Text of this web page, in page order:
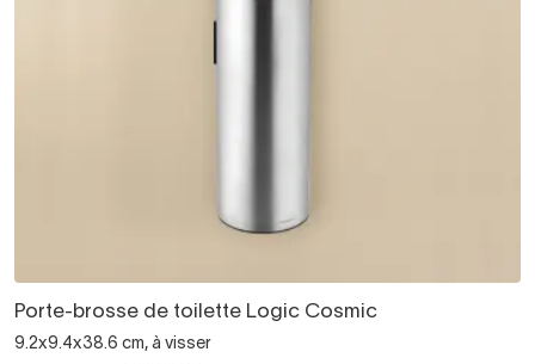
Porte-brosse de toilette Logic Cosmic
9.2x9.4x38.6 cm, à visser